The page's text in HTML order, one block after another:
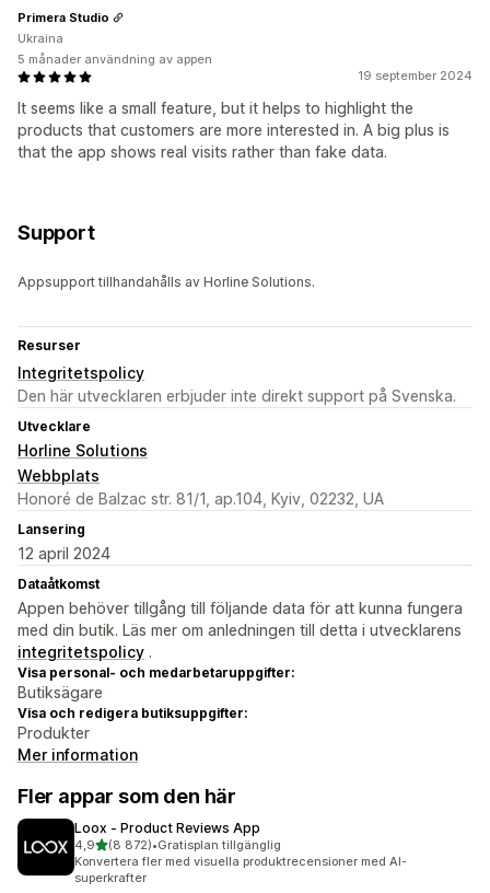
19 september 2024
It seems like a small feature, but it helps to highlight the
products that customers are more interested in. A big plus is
that the app shows real visits rather than fake data.
Primera Studio
Ukraina
5 månader användning av appen
Support
Appsupport tillhandahålls av Horline Solutions.
Resurser
Integritetspolicy
Den här utvecklaren erbjuder inte direkt support på Svenska.
Utvecklare
Horline Solutions
Webbplats
Honoré de Balzac str. 81/1, ap.104, Kyiv, 02232, UA
Lansering
12 april 2024
Dataåtkomst
Appen behöver tillgång till följande data för att kunna fungera
med din butik. Läs mer om anledningen till detta i utvecklarens
integritetspolicy .
Visa personal- och medarbetaruppgifter:
Butiksägare
Visa och redigera butiksuppgifter:
Produkter
Mer information
Fler appar som den här
Loox ‑ Product Reviews App
4,9av 5 stjärnor
(8 872)
8872 recensioner totalt
•Gratisplan tillgänglig
Konvertera fler med visuella produktrecensioner med AI-
superkrafter